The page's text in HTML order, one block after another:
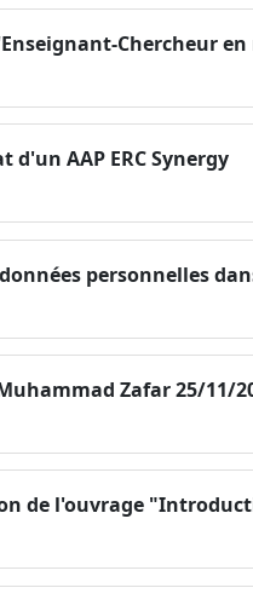
Chercheur
d'un AAP ERC Synergy
personnelles
Zafar 25/11/
de l'ouvrage